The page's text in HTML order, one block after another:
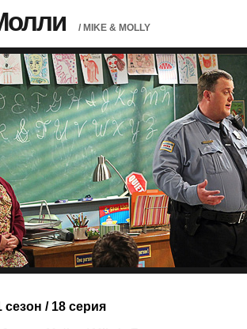
/ MIKE & MOLLY
сезон / 18 серия